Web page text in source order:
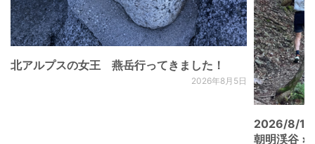
北アルプスの女王 燕岳行ってきました！
2026年8月5日
2026/8/
朝明渓谷 ×